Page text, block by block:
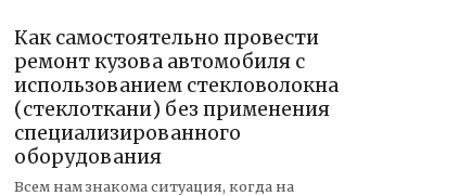
Как самостоятельно провести
ремонт кузова автомобиля с
использованием стекловолокна
(стеклоткани) без применения
специализированного
оборудования
Всем нам знакома ситуация, когда на